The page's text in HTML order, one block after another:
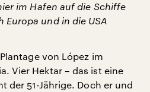
im Hafen auf die Schiffe
Europa und in die USA
von López im
Vier Hektar – das ist eine
der 51-Jährige. Doch er und